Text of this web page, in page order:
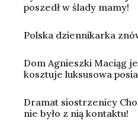
poszedł w ślady mamy!
Polska dziennikarka
Dom Agnieszki Maciąg
kosztuje luksusowa
Dramat siostrzenicy
nie było z nią kontaktu!